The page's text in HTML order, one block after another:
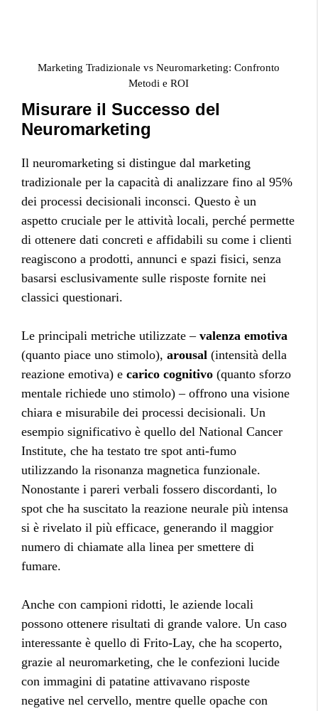
Marketing Tradizionale vs Neuromarketing: Confronto
Metodi e ROI
Misurare il Successo del
Neuromarketing
Il neuromarketing si distingue dal marketing
tradizionale per la capacità di analizzare fino al 95%
dei processi decisionali inconsci. Questo è un
aspetto cruciale per le attività locali, perché permette
di ottenere dati concreti e affidabili su come i clienti
reagiscono a prodotti, annunci e spazi fisici, senza
basarsi esclusivamente sulle risposte fornite nei
classici questionari.
Le principali metriche utilizzate – valenza emotiva
(quanto piace uno stimolo), arousal (intensità della
reazione emotiva) e carico cognitivo (quanto sforzo
mentale richiede uno stimolo) – offrono una visione
chiara e misurabile dei processi decisionali. Un
esempio significativo è quello del National Cancer
Institute, che ha testato tre spot anti-fumo
utilizzando la risonanza magnetica funzionale.
Nonostante i pareri verbali fossero discordanti, lo
spot che ha suscitato la reazione neurale più intensa
si è rivelato il più efficace, generando il maggior
numero di chiamate alla linea per smettere di
fumare.
Anche con campioni ridotti, le aziende locali
possono ottenere risultati di grande valore. Un caso
interessante è quello di Frito-Lay, che ha scoperto,
grazie al neuromarketing, che le confezioni lucide
con immagini di patatine attivavano risposte
negative nel cervello, mentre quelle opache con